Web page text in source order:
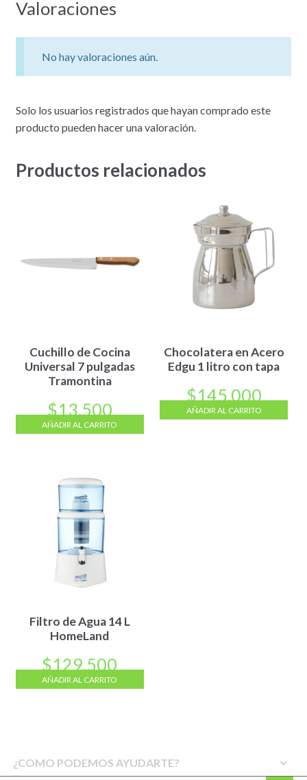
Valoraciones
No hay valoraciones aún.
Solo los usuarios registrados que hayan comprado este
producto pueden hacer una valoración.
Productos relacionados
Cuchillo de Cocina
Universal 7 pulgadas
Tramontina
$13.500
AÑADIR AL CARRITO
Chocolatera en Acero
Edgu 1 litro con tapa
$145.000
AÑADIR AL CARRITO
Filtro de Agua 14 L
HomeLand
$129.500
AÑADIR AL CARRITO
¿COMO PODEMOS AYUDARTE?